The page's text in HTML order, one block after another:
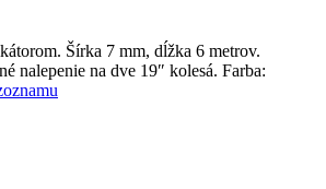
Šírka 7 mm, dĺžka 6 metrov.
nalepenie na dve 19″ kolesá. Farba: